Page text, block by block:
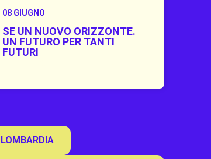
08 GIUGNO
SE UN NUOVO ORIZZONTE.
UN FUTURO PER TANTI
FUTURI
LOMBARDIA